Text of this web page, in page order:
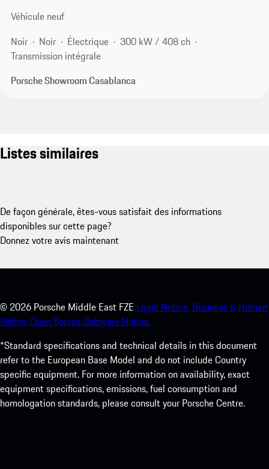
Véhicule neuf
Noir
Noir Électrique
300 kW / 408 ch
Transmission intégrale
Porsche Showroom Casablanca
Listes similaires
De façon générale, êtes-vous satisfait des informations
disponibles sur cette page?
Donnez votre avis maintenant
© 2026 Porsche Middle East FZE Legal Notice. Business & Human
Rights.Open Source Software Notice.
*Standard specifications and technical details in this document
refer to the European Base Model and do not include Country
specific equipment. For more information on availability, exact
equipment specifications, emissions, fuel consumption and
homologation standards, please consult your Porsche Centre.